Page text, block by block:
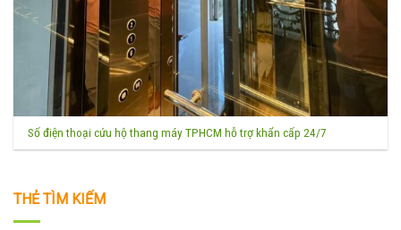
Số điện thoại cứu hộ thang máy TPHCM hỗ trợ khẩn cấp 24/7
THẺ TÌM KIẾM